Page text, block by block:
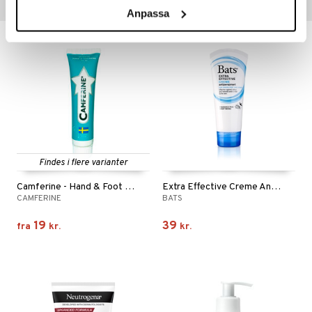
Anpassa
Populære produkter
Findes i flere varianter
Camferine - Hand & Foot Cream
CAMFERINE
fra 19 kr.
Extra Effective Creme Antiperspirant Hands Feet
BATS
39 kr.